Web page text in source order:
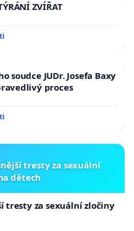
ZVÍŘAT
soudce JUDr. Josefa Baxy
proces
tresty za sexuální
dětech
tresty za sexuální zločiny